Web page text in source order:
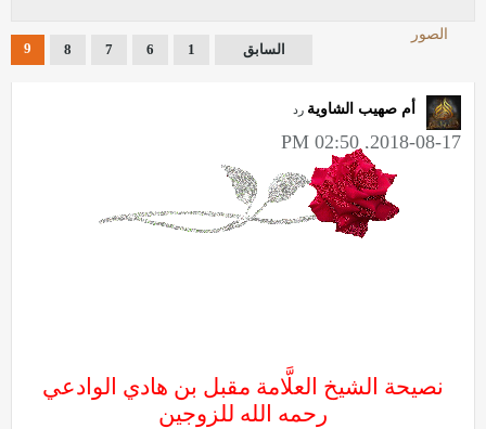
الصور
السابق 1
6
7
8
9
أم صهيب الشاوية رد
2018-08-17, 02:50 PM
نصيحة الشيخ العلَّامة مقبل بن هادي الوادعي
رحمه الله للزوجين